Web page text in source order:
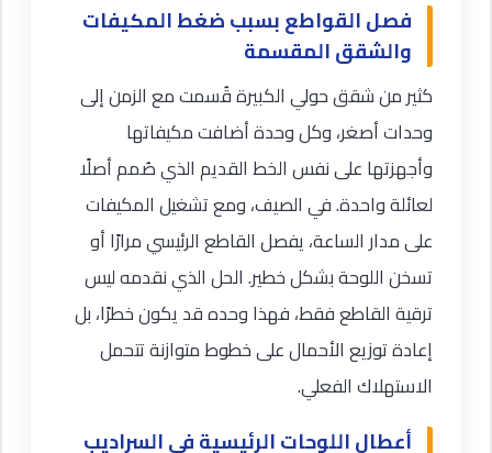
فصل القواطع بسبب ضغط المكيفات
والشقق المقسمة
كثير من شقق حولي الكبيرة قُسمت مع الزمن إلى
وحدات أصغر، وكل وحدة أضافت مكيفاتها
وأجهزتها على نفس الخط القديم الذي صُمم أصلًا
لعائلة واحدة. في الصيف، ومع تشغيل المكيفات
على مدار الساعة، يفصل القاطع الرئيسي مرارًا أو
تسخن اللوحة بشكل خطير. الحل الذي نقدمه ليس
ترقية القاطع فقط، فهذا وحده قد يكون خطرًا، بل
إعادة توزيع الأحمال على خطوط متوازنة تتحمل
الاستهلاك الفعلي.
أعطال اللوحات الرئيسية في السراديب